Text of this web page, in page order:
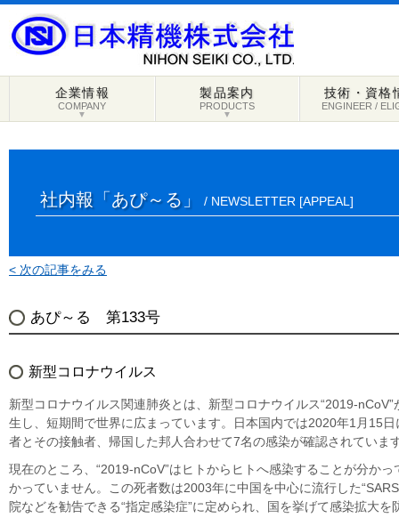
▼
企業情報
COMPANY
▼
製品案内
PRODUCTS
技術・資格
ENGINEER /
社内報「あぴ～る」 / NEWSLETTER [APPEAL]
< 次の記事をみる
あぴ～る 第133号
新型コロナウイルス
新型コロナウイルス関連肺炎とは、新型コロナウイルス“2019-
生し、短期間で世界に広まっています。日本国内では2020年1月15
者とその接触者、帰国した邦人合わせて7名の感染が確認されていま
現在のところ、“2019-nCoV”はヒトからヒトへ感染することが分か
かっていません。この死者数は2003年に中国を中心に流行した
院などを勧告できる“指定感染症”に定められ、国を挙げて感染拡大